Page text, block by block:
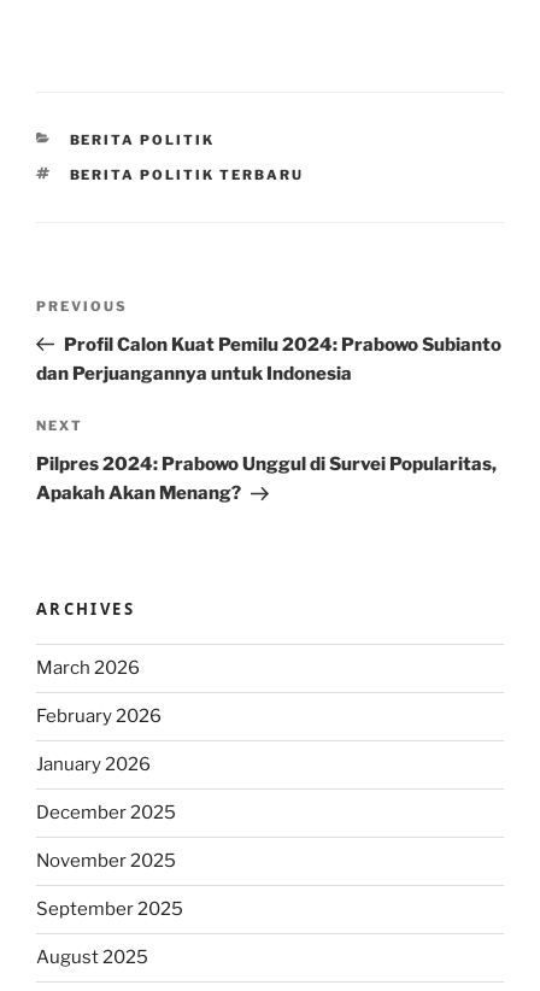
CATEGORIES
BERITA POLITIK
TAGS
BERITA POLITIK TERBARU
Previous
Post
PREVIOUS
Profil Calon Kuat Pemilu 2024: Prabowo Subianto
dan Perjuangannya untuk Indonesia
Next
Post
NEXT
Pilpres 2024: Prabowo Unggul di Survei Popularitas,
Apakah Akan Menang?
ARCHIVES
March 2026
February 2026
January 2026
December 2025
November 2025
September 2025
August 2025